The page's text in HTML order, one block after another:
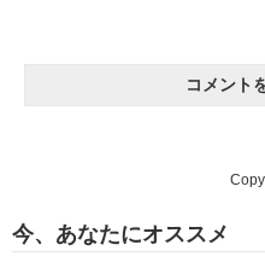
コメント
今、あなたにオススメ